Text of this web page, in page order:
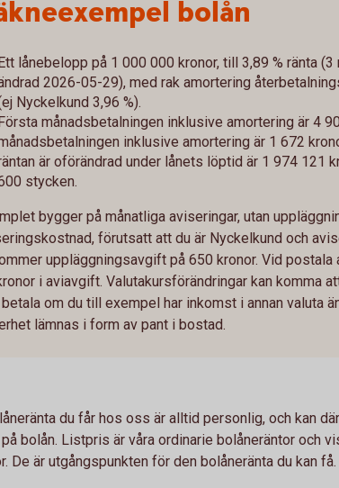
bolån
lånebelopp på 1 000 000 kronor, till 3,89 % ränta
2026-05-29), med rak amortering
Nyckelkund 3,96 %).
månadsbetalningen inklusive amortering är 4
inklusive amortering är 1 672
är oförändrad under lånets löptid är 1 974 121
stycken.
bygger på månatliga aviseringar, utan
förutsatt att du är Nyckelkund och
uppläggningsavgift på 650 kronor. Vid
i aviavgift. Valutakursförändringar kan komma
om du till exempel har inkomst i annan valuta
lämnas i form av pant i bostad.
du får hos oss är alltid personlig, och kan
bolån. Listpris är våra ordinarie bolåneräntor och
De är utgångspunkten för den bolåneränta du kan få.